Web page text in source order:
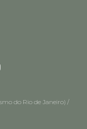
do Rio de Janeiro) /